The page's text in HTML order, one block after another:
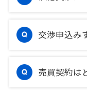
交渉申込み
売買契約は